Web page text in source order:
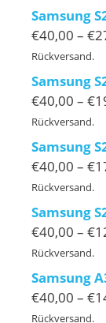
Samsung
€40,00 – €
Rückversand.
Samsung
€40,00 – €
Rückversand.
Samsung
€40,00 – €
Rückversand.
Samsung
€40,00 – €
Rückversand.
Samsung
€40,00 – €
Rückversand.